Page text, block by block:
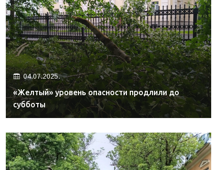
04.07.2025.
«Желтый» уровень опасности продлили до
субботы